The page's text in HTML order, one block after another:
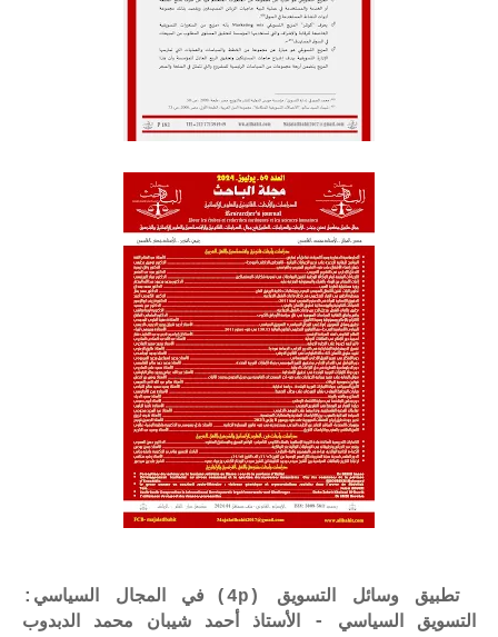
تطبيق وسائل التسويق (4p) في المجال السياسي:
التسويق السياسي - الأستاذ أحمد شيبان محمد الدبدوب